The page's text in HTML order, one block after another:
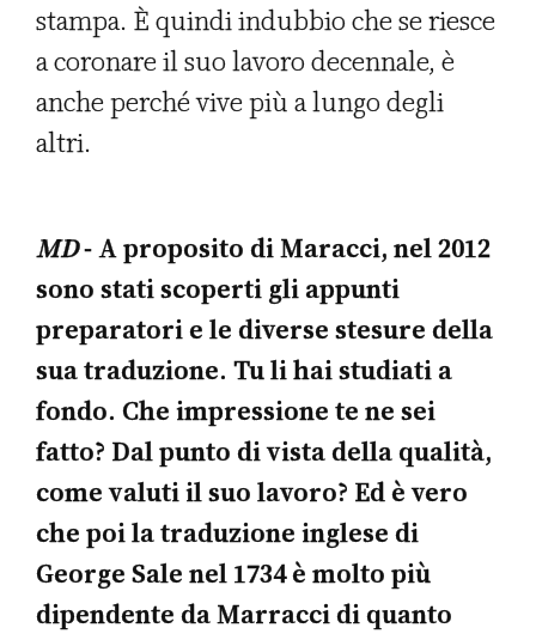
stampa. È quindi indubbio che se riesce
a coronare il suo lavoro decennale, è
anche perché vive più a lungo degli
altri.
MD- A proposito di Maracci, nel 2012
sono stati scoperti gli appunti
preparatori e le diverse stesure della
sua traduzione. Tu li hai studiati a
fondo. Che impressione te ne sei
fatto? Dal punto di vista della qualità,
come valuti il suo lavoro? Ed è vero
che poi la traduzione inglese di
George Sale nel 1734 è molto più
dipendente da Marracci di quanto